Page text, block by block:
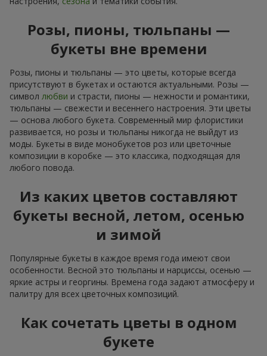
Розы, пионы, тюльпаны —
букеты вне времени
Розы, пионы и тюльпаны — это цветы, которые всегда
присутствуют в букетах и остаются актуальными. Розы —
символ любви и страсти, пионы — нежности и романтики,
тюльпаны — свежести и весеннего настроения. Эти цветы
— основа любого букета. Современный мир флористики
развивается, но розы и тюльпаны никогда не выйдут из
моды. Букеты в виде монобукетов роз или цветочные
композиции в коробке — это классика, подходящая для
любого повода.
Из каких цветов составляют
букеты весной, летом, осенью
и зимой
Популярные букеты в каждое время года имеют свои
особенности. Весной это тюльпаны и нарциссы, осенью —
яркие астры и георгины. Времена года задают атмосферу и
палитру для всех цветочных композиций.
Как сочетать цветы в одном
букете